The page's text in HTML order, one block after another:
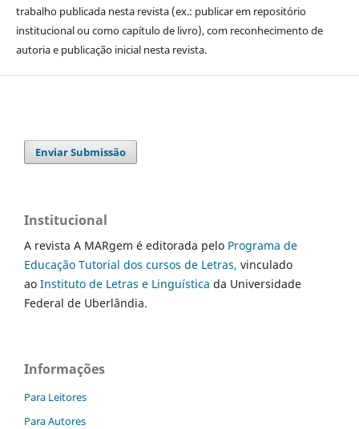
trabalho publicada nesta revista (ex.: publicar em repositório
institucional ou como capítulo de livro), com reconhecimento de
autoria e publicação inicial nesta revista.
Enviar Submissão
Institucional
A revista A MARgem é editorada pelo Programa de
Educação Tutorial dos cursos de Letras, vinculado
ao Instituto de Letras e Linguística da Universidade
Federal de Uberlândia.
Informações
Para Leitores
Para Autores